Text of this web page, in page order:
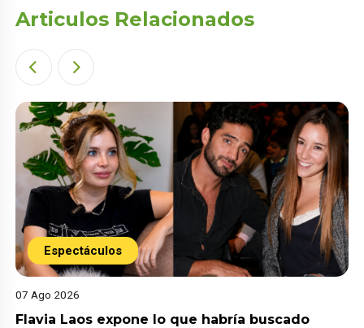
Articulos Relacionados
Espectáculos
07 Ago 2026
Flavia Laos expone lo que habría buscado